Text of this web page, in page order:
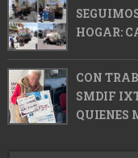
HOGAR:
CON
SMDIF
QUIENES